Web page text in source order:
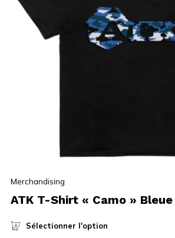
Merchandising
ATK T-Shirt « Camo » Bleue
Sélectionner l'option